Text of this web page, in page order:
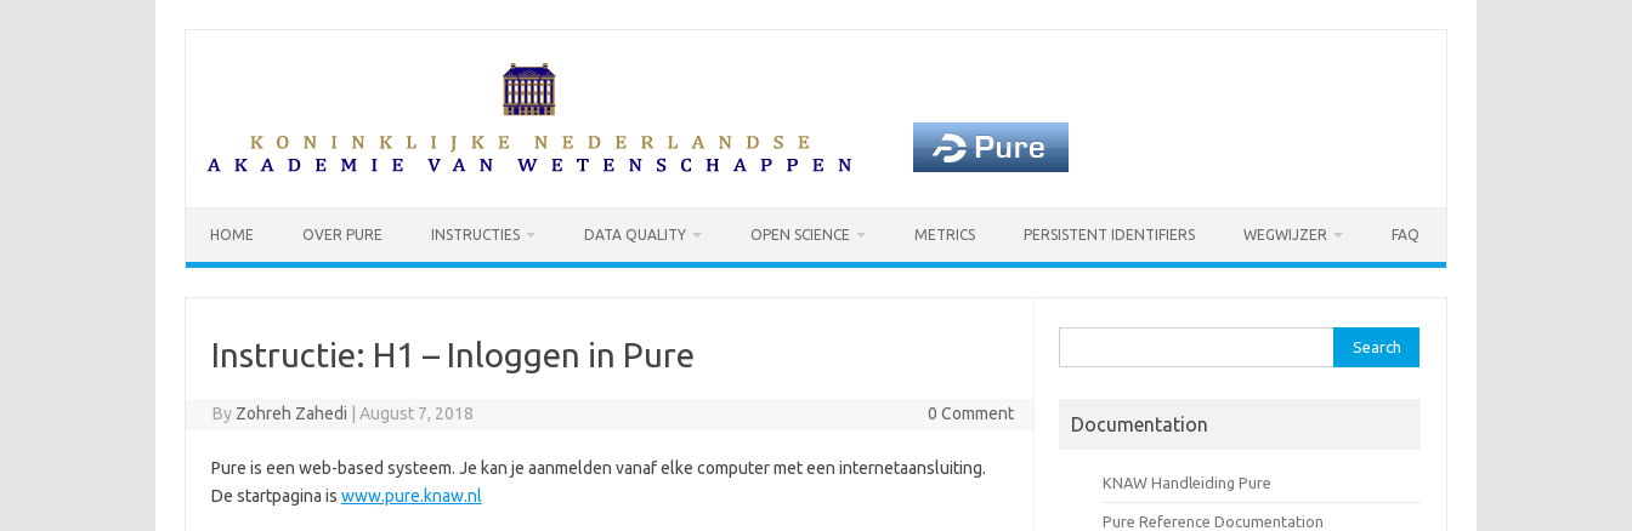
HOME OVER PURE INSTRUCTIES DATA QUALITY OPEN SCIENCE METRICS PERSISTENT IDENTIFIERS WEGWIJZER FAQ
Instructie: H1 – Inloggen in Pure
By Zohreh Zahedi August 7, 2018 0 Comment
Pure is een web-based systeem. Je kan je aanmelden vanaf elke computer met een internetaansluiting.
De startpagina is www.pure.knaw.nl
for:
Documentation
KNAW Handleiding Pure
Pure Reference Documentation